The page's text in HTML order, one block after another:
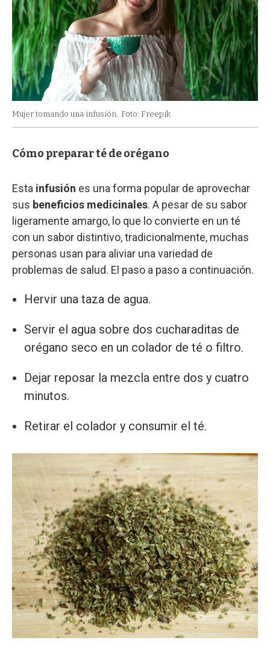
Mujer tomando una infusión. Foto: Freepik
Cómo preparar té de orégano
Esta infusión es una forma popular de aprovechar
sus beneficios medicinales. A pesar de su sabor
ligeramente amargo, lo que lo convierte en un té
con un sabor distintivo, tradicionalmente, muchas
personas usan para aliviar una variedad de
problemas de salud. El paso a paso a continuación.
Hervir una taza de agua.
Servir el agua sobre dos cucharaditas de
orégano seco en un colador de té o filtro.
Dejar reposar la mezcla entre dos y cuatro
minutos.
Retirar el colador y consumir el té.